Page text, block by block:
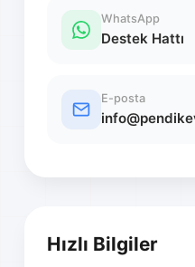
WhatsApp
Destek Hattı
E-posta
Hızlı Bilgiler